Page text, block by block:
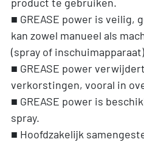
■ GREASE power is veilig,
kan zowel manueel als
(spray of
■ GREASE power
verkorstingen, vooral in
■ GREASE power is
spray.
■ Hoofdzakelijk